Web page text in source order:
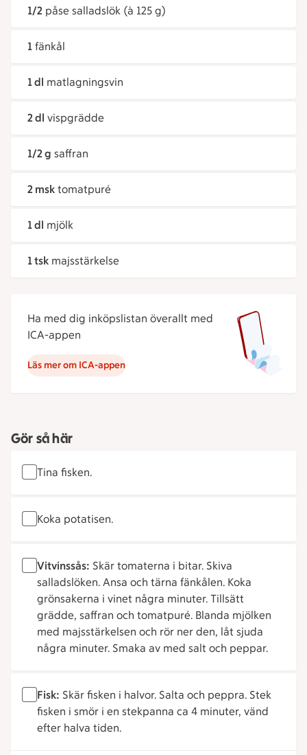
1/2 påse salladslök (à 125 g)
1 fänkål
1 dl matlagningsvin
2 dl vispgrädde
1/2 g saffran
2 msk tomatpuré
1 dl mjölk
1 tsk majsstärkelse
Ha med dig inköpslistan överallt med
ICA-appen
Läs mer om ICA-appen
Gör så här
Tina fisken.
Koka potatisen.
Vitvinssås: Skär tomaterna i bitar. Skiva
salladslöken. Ansa och tärna fänkålen. Koka
grönsakerna i vinet några minuter. Tillsätt
grädde, saffran och tomatpuré. Blanda mjölken
med majsstärkelsen och rör ner den, låt sjuda
några minuter. Smaka av med salt och peppar.
Fisk: Skär fisken i halvor. Salta och peppra. Stek
fisken i smör i en stekpanna ca 4 minuter, vänd
efter halva tiden.